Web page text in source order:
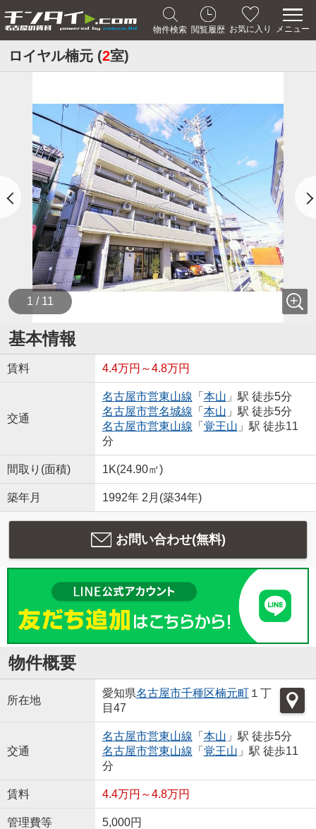
物件検索 閲覧履歴 お気に入り メニュー
ロイヤル楠元 (2室)
1 / 11
基本情報
賃料 4.4万円～4.8万円
交通
名古屋市営東山線 「 本山 」駅 徒歩5分
名古屋市営名城線 「 本山 」駅 徒歩5分
名古屋市営東山線 「 覚王山 」駅 徒歩11
分
間取り(面積) 1K(24.90㎡)
築年月 1992年 2月(築34年)
お問い合わせ(無料)
物件概要
所在地
愛知県名古屋市千種区楠元町１丁
目47
交通
名古屋市営東山線 「 本山 」駅 徒歩5分
名古屋市営東山線 「 覚王山 」駅 徒歩11
分
賃料 4.4万円～4.8万円
管理費等 5,000円